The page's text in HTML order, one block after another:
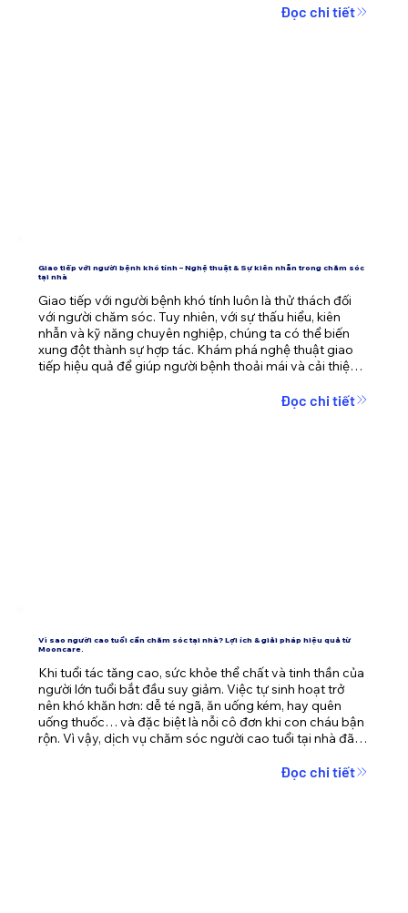
Đọc chi tiết
Giao tiếp với người bệnh khó tính – Nghệ thuật & Sự kiên nhẫn trong chăm sóc
tại nhà
Giao tiếp với người bệnh khó tính luôn là thử thách đối
với người chăm sóc. Tuy nhiên, với sự thấu hiểu, kiên
nhẫn và kỹ năng chuyên nghiệp, chúng ta có thể biến
xung đột thành sự hợp tác. Khám phá nghệ thuật giao
tiếp hiệu quả để giúp người bệnh thoải mái và cải thiện
Đọc chi tiết
Vì sao người cao tuổi cần chăm sóc tại nhà? Lợi ích & giải pháp hiệu quả từ
Mooncare.
Khi tuổi tác tăng cao, sức khỏe thể chất và tinh thần của
người lớn tuổi bắt đầu suy giảm. Việc tự sinh hoạt trở
nên khó khăn hơn: dễ té ngã, ăn uống kém, hay quên
uống thuốc… và đặc biệt là nỗi cô đơn khi con cháu bận
rộn. Vì vậy, dịch vụ chăm sóc người cao tuổi tại nhà đã
Đọc chi tiết